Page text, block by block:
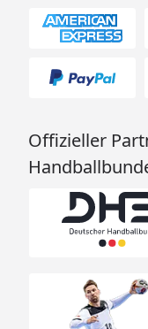
Offizieller